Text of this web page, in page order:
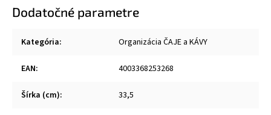
Dodatočné parametre
Kategória: Organizácia ČAJE a KÁVY
EAN: 4003368253268
Šírka (cm): 33,5